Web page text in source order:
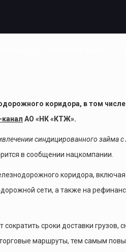
коридора, в том числе
АО «НК «КТЖ».
синдицированного займа с
в сообщении нацкомпании.
коридора, включая
сети, а также на
сроки доставки грузов,
маршруты, тем самым